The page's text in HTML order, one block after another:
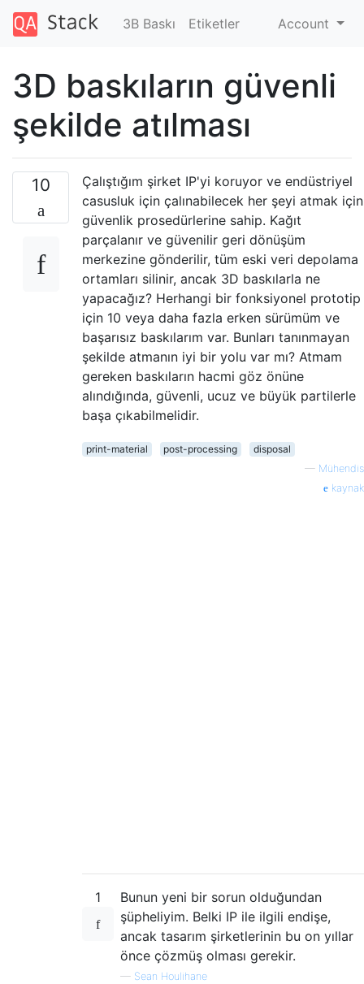
3B Baskı Etiketler Account
3D baskıların güvenli
şekilde atılması
10
Çalıştığım şirket IP'yi koruyor ve endüstriyel
casusluk için çalınabilecek her şeyi atmak için
güvenlik prosedürlerine sahip. Kağıt
parçalanır ve güvenilir geri dönüşüm
merkezine gönderilir, tüm eski veri depolama
ortamları silinir, ancak 3D baskılarla ne
yapacağız? Herhangi bir fonksiyonel prototip
için 10 veya daha fazla erken sürümüm ve
başarısız baskılarım var. Bunları tanınmayan
şekilde atmanın iyi bir yolu var mı? Atmam
gereken baskıların hacmi göz önüne
alındığında, güvenli, ucuz ve büyük partilerle
başa çıkabilmelidir.
print-material post-processing
disposal
— Mühendis
kaynak
1
Bunun yeni bir sorun olduğundan
şüpheliyim. Belki IP ile ilgili endişe,
ancak tasarım şirketlerinin bu on yıllar
önce çözmüş olması gerekir.
— Sean Houlihane